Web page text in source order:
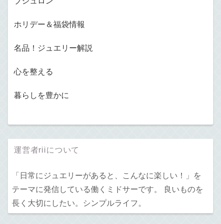
ホリデー＆福袋情報
名品！ジュエリー解説
心を整える
暮らしを豊かに
運営者riiについて
「日常にジュエリーがあると、こんなに楽しい！」を
テーマに発信している働くミドサーです。 良いものを
長く大切にしたい。シンプルライフ。